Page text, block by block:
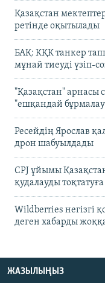
Қазақстан
ретінде оқытылады
БАҚ: КҚК танкер
мұнай тиеуді үзіп-
"Қазақстан" арнасы
"ешқандай
Ресейдің Ярослав
дрон шабуылдады
CPJ ұйымы
қудалауды
Wildberries негізгі
деген хабарды
ЖАЗЫЛЫҢЫЗ